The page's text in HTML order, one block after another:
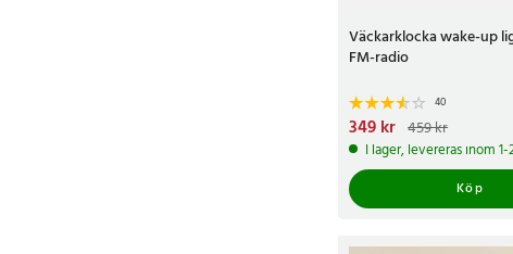
Väckarklocka wake-up
FM-radio
40
Nuvarande pris
459 kr
349 kr 459 kr
I lager, levereras inom 1-
Köp